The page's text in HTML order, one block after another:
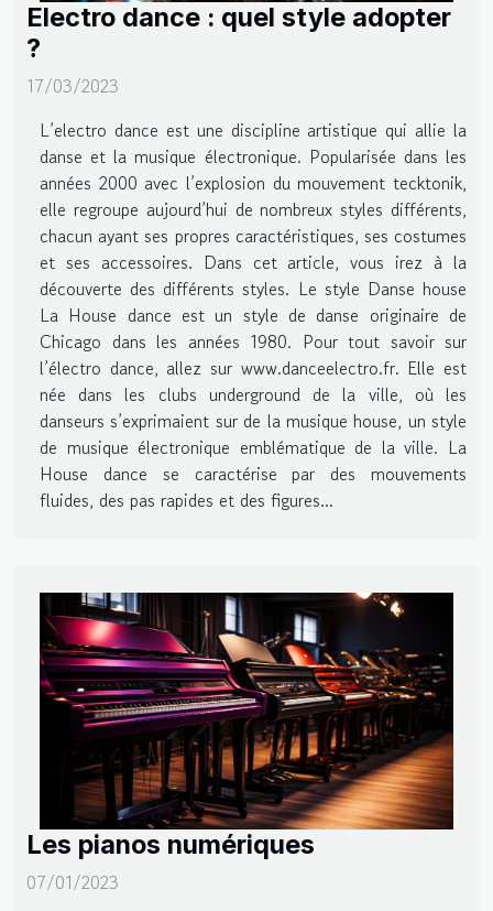
Electro dance : quel style adopter
?
17/03/2023
L’electro dance est une discipline artistique qui allie la
danse et la musique électronique. Popularisée dans les
années 2000 avec l’explosion du mouvement tecktonik,
elle regroupe aujourd’hui de nombreux styles différents,
chacun ayant ses propres caractéristiques, ses costumes
et ses accessoires. Dans cet article, vous irez à la
découverte des différents styles. Le style Danse house
La House dance est un style de danse originaire de
Chicago dans les années 1980. Pour tout savoir sur
l’électro dance, allez sur www.danceelectro.fr. Elle est
née dans les clubs underground de la ville, où les
danseurs s’exprimaient sur de la musique house, un style
de musique électronique emblématique de la ville. La
House dance se caractérise par des mouvements
fluides, des pas rapides et des figures...
Les pianos numériques
07/01/2023